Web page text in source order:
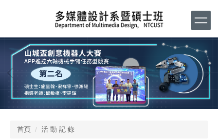
要
區
首頁 活 動 記 錄